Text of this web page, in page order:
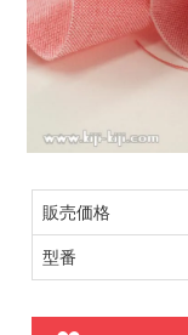
販売価格
型番